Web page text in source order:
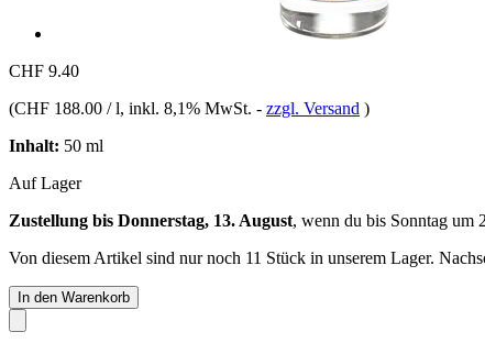
CHF 9.40
(CHF 188.00 / l, inkl. 8,1% MwSt. - zzgl. Versand )
Inhalt: 50 ml
Auf Lager
Zustellung bis Donnerstag, 13. August, wenn du bis Sonntag um
Von diesem Artikel sind nur noch 11 Stück in unserem Lager.
In den Warenkorb